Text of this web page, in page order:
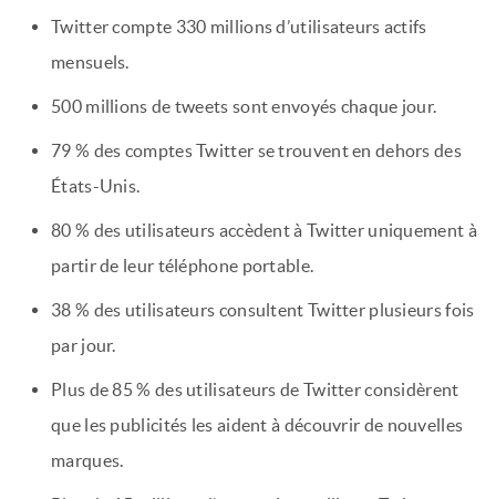
Twitter compte 330 millions d’utilisateurs actifs
mensuels.
500 millions de tweets sont envoyés chaque jour.
79 % des comptes Twitter se trouvent en dehors des
États-Unis.
80 % des utilisateurs accèdent à Twitter uniquement à
partir de leur téléphone portable.
38 % des utilisateurs consultent Twitter plusieurs fois
par jour.
Plus de 85 % des utilisateurs de Twitter considèrent
que les publicités les aident à découvrir de nouvelles
marques.